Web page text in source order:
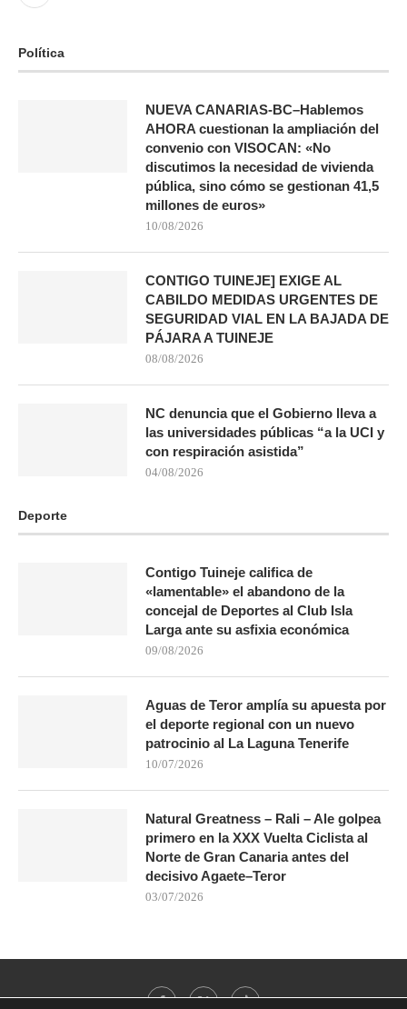
Política
NUEVA CANARIAS-BC–Hablemos
AHORA cuestionan la ampliación del
convenio con VISOCAN: «No
discutimos la necesidad de vivienda
pública, sino cómo se gestionan 41,5
millones de euros»
10/08/2026
CONTIGO TUINEJE] EXIGE AL
CABILDO MEDIDAS URGENTES DE
SEGURIDAD VIAL EN LA BAJADA DE
PÁJARA A TUINEJE
08/08/2026
NC denuncia que el Gobierno lleva a
las universidades públicas “a la UCI y
con respiración asistida”
04/08/2026
Deporte
Contigo Tuineje califica de
«lamentable» el abandono de la
concejal de Deportes al Club Isla
Larga ante su asfixia económica
09/08/2026
Aguas de Teror amplía su apuesta por
el deporte regional con un nuevo
patrocinio al La Laguna Tenerife
10/07/2026
Natural Greatness – Rali – Ale golpea
primero en la XXX Vuelta Ciclista al
Norte de Gran Canaria antes del
decisivo Agaete–Teror
03/07/2026